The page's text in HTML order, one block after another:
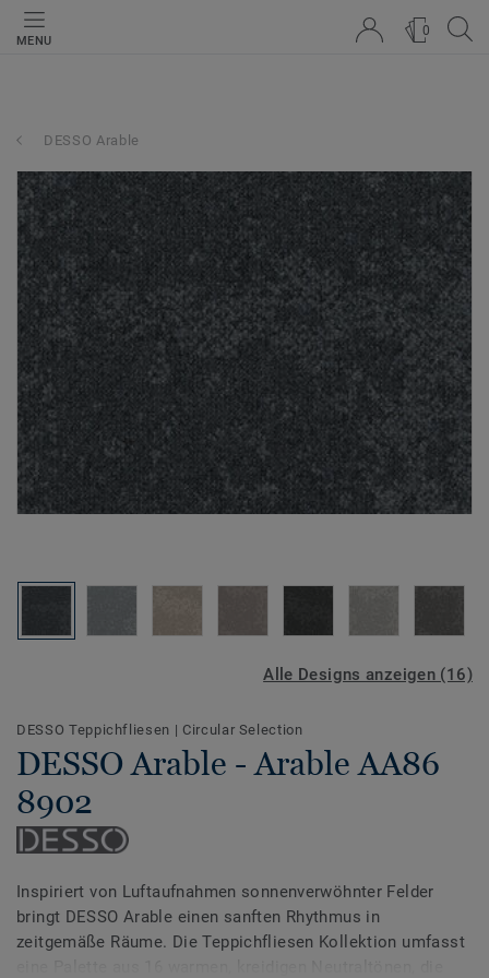
MENU
0
DESSO Arable
Alle Designs anzeigen (16)
DESSO Teppichfliesen | Circular Selection
DESSO Arable - Arable AA86
8902
Inspiriert von Luftaufnahmen sonnenverwöhnter Felder
bringt DESSO Arable einen sanften Rhythmus in
zeitgemäße Räume. Die Teppichfliesen Kollektion umfasst